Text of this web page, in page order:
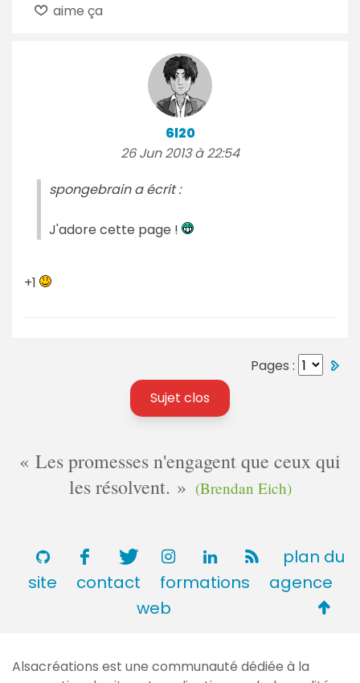
aime ça
6l20
26 Jun 2013 à 22:54
spongebrain a écrit :
J'adore cette page !
+1
Pages :
Sujet clos
Les promesses n'engagent que ceux qui
les résolvent.
(Brendan Eich)
plan du
site
contact formations
agence
web
Alsacréations est une communauté dédiée à la